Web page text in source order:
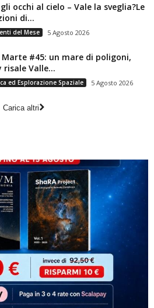
occhi al cielo – Vale la sveglia?Le
di...
del Mese 5 Agosto 2026
Marte #45: un mare di poligoni,
risale Valle...
ed Esplorazione Spaziale 5 Agosto 2026
Carica altri